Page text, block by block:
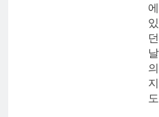
에
있
던
날
의
지
도